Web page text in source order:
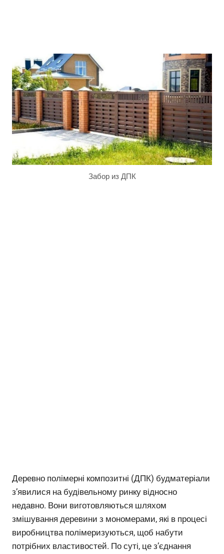
Забор из ДПК
Деревно полімерні композитні (ДПК) будматеріали
з’явилися на будівельному ринку відносно
недавно. Вони виготовляються шляхом
змішування деревини з мономерами, які в процесі
виробництва полімеризуються, щоб набути
потрібних властивостей. По суті, це з’єднання